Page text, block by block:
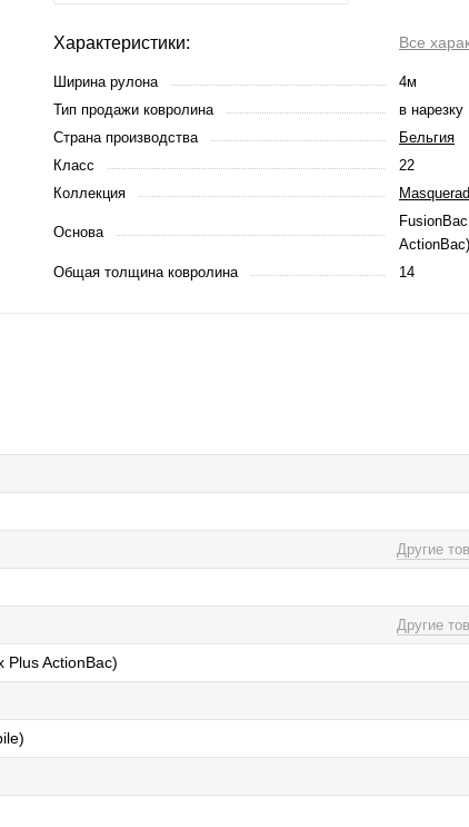
Характеристики: Все
Ширина рулона
4м
Тип продажи ковролина
в нарезку
Страна производства
Бельгия
Класс
22
Коллекция
Основа
ActionBac)
Общая толщина ковролина
14
Другие
Другие
Plus ActionBac)